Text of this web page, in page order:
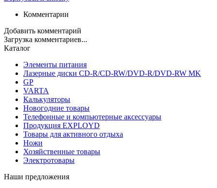
Комментарии
Добавить комментарий
Загрузка комментариев...
Каталог
Элементы питания
Лазерные диски CD-R/CD-RW/DVD-R/DVD-RW MK
GP
VARTA
Калькуляторы
Новогодние товары
Телефонные и компьютерные аксессуары
Продукция EXPLOYD
Товары для активного отдыха
Ножи
Хозяйственные товары
Электротовары
Наши предложения